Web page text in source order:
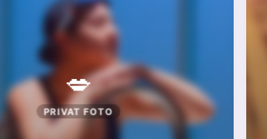
💋
PRIVAT FOTO